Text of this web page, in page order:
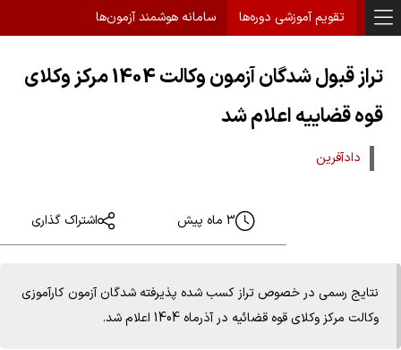
تقویم آموزشی دوره‌ها سامانه هوشمند آزمون‌ها
تراز قبول شدگان آزمون وکالت 1404 مرکز وکلای
قوه قضاییه اعلام شد
دادآفرین
3 ماه پیش اشتراک گذاری
نتایج رسمی در خصوص تراز کسب شده پذیرفته شدگان آزمون کارآموزی
وکالت مرکز وکلای قوه قضائیه در آذرماه 1404 اعلام شد.